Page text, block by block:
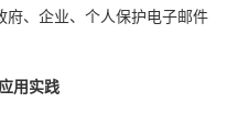
府、企业、个人保护电子邮件
用实践